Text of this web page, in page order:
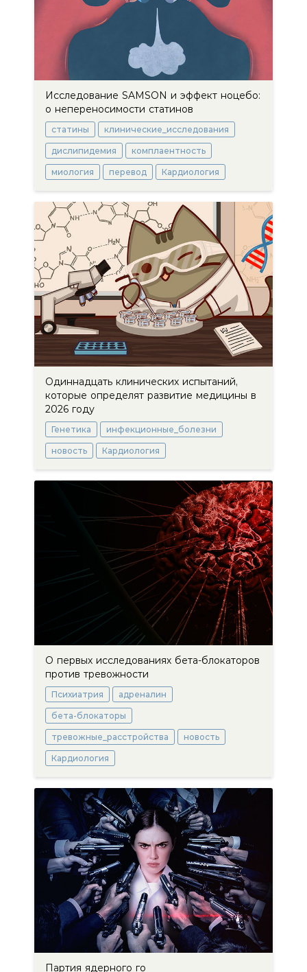
Исследование SAMSON и эффект ноцебо:
о непереносимости статинов
статины клинические_исследования
дислипидемия комплаентность
миология перевод Кардиология
Одиннадцать клинических испытаний,
которые определят развитие медицины в
2026 году
Генетика инфекционные_болезни
новость Кардиология
О первых исследованиях бета-блокаторов
против тревожности
Психиатрия адреналин
бета-блокаторы
тревожные_расстройства новость
Кардиология
Партия ядерного го